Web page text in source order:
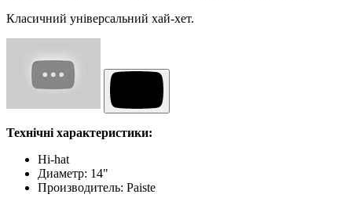
Класичний універсальний хай-хет.
Технічні характеристики:
Hi-hat
Диаметр: 14"
Производитель: Paiste